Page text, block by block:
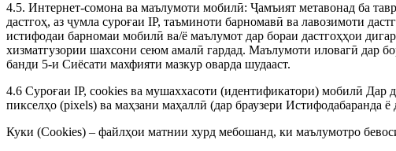
4.5. Интернет-сомона ва маълумоти мобилӣ: Ҷамъият метавонад ба
дастгоҳ, аз ҷумла суроғаи IP, таъминоти барномавӣ ва лавозимоти
истифодаи барномаи мобилӣ ва/ё маълумот дар бораи дастгоҳҳои
хизматгузории шахсони сеюм амалӣ гардад. Маълумоти иловагӣ дар
банди 5-и Сиёсати махфияти мазкур оварда шудааст.
4.6 Суроғаи IP, cookies ва мушаххасоти (идентификатори) мобилӣ Дар
пикселҳо (pixels) ва маҳзани маҳаллӣ (дар браузери Истифодабаранда
Куки (Cookies) – файлҳои матнии хурд мебошанд, ки маълумотро